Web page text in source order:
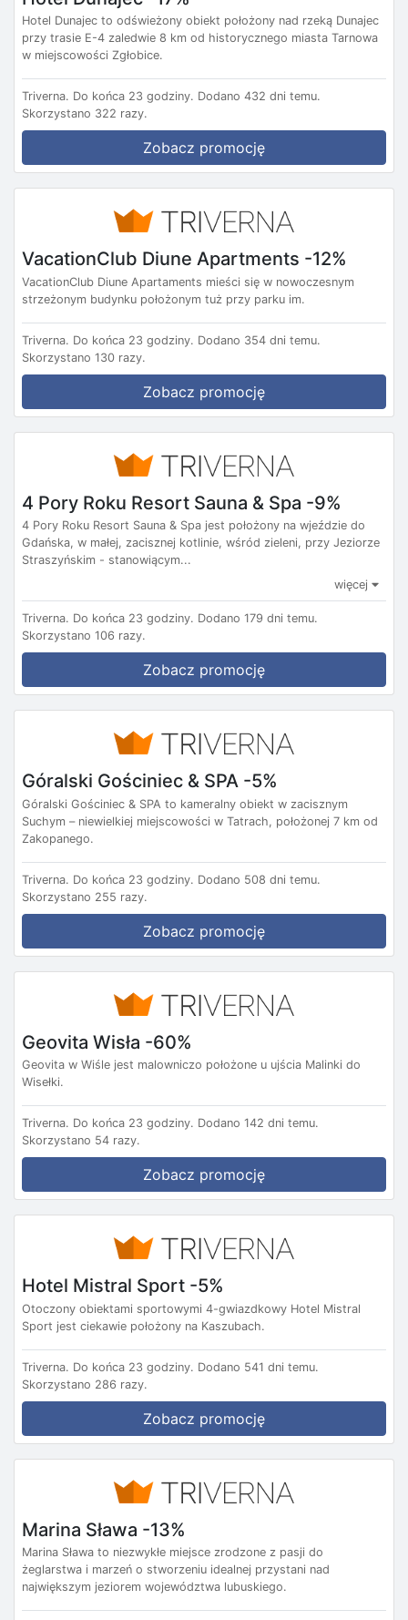
Hotel Dunajec to odświeżony obiekt położony nad rzeką Dunajec
przy trasie E-4 zaledwie 8 km od historycznego miasta Tarnowa
w miejscowości Zgłobice.
Triverna. Do końca 23 godziny. Dodano 432 dni temu.
Skorzystano 322 razy.
Zobacz promocję
VacationClub Diune Apartments -12%
VacationClub Diune Apartaments mieści się w nowoczesnym
strzeżonym budynku położonym tuż przy parku im.
Triverna. Do końca 23 godziny. Dodano 354 dni temu.
Skorzystano 130 razy.
Zobacz promocję
4 Pory Roku Resort Sauna & Spa -9%
4 Pory Roku Resort Sauna & Spa jest położony na wjeździe do
Gdańska, w małej, zacisznej kotlinie, wśród zieleni, przy Jeziorze
Straszyńskim - stanowiącym...
więcej
Triverna. Do końca 23 godziny. Dodano 179 dni temu.
Skorzystano 106 razy.
Zobacz promocję
Góralski Gościniec & SPA -5%
Góralski Gościniec & SPA to kameralny obiekt w zacisznym
Suchym – niewielkiej miejscowości w Tatrach, położonej 7 km od
Zakopanego.
Triverna. Do końca 23 godziny. Dodano 508 dni temu.
Skorzystano 255 razy.
Zobacz promocję
Geovita Wisła -60%
Geovita w Wiśle jest malowniczo położone u ujścia Malinki do
Wisełki.
Triverna. Do końca 23 godziny. Dodano 142 dni temu.
Skorzystano 54 razy.
Zobacz promocję
Hotel Mistral Sport -5%
Otoczony obiektami sportowymi 4-gwiazdkowy Hotel Mistral
Sport jest ciekawie położony na Kaszubach.
Triverna. Do końca 23 godziny. Dodano 541 dni temu.
Skorzystano 286 razy.
Zobacz promocję
Marina Sława -13%
Marina Sława to niezwykłe miejsce zrodzone z pasji do
żeglarstwa i marzeń o stworzeniu idealnej przystani nad
największym jeziorem województwa lubuskiego.